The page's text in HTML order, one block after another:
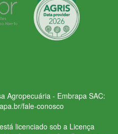
Agropecuária - Embrapa SAC:
fale-conosco
licenciado sob a Licença